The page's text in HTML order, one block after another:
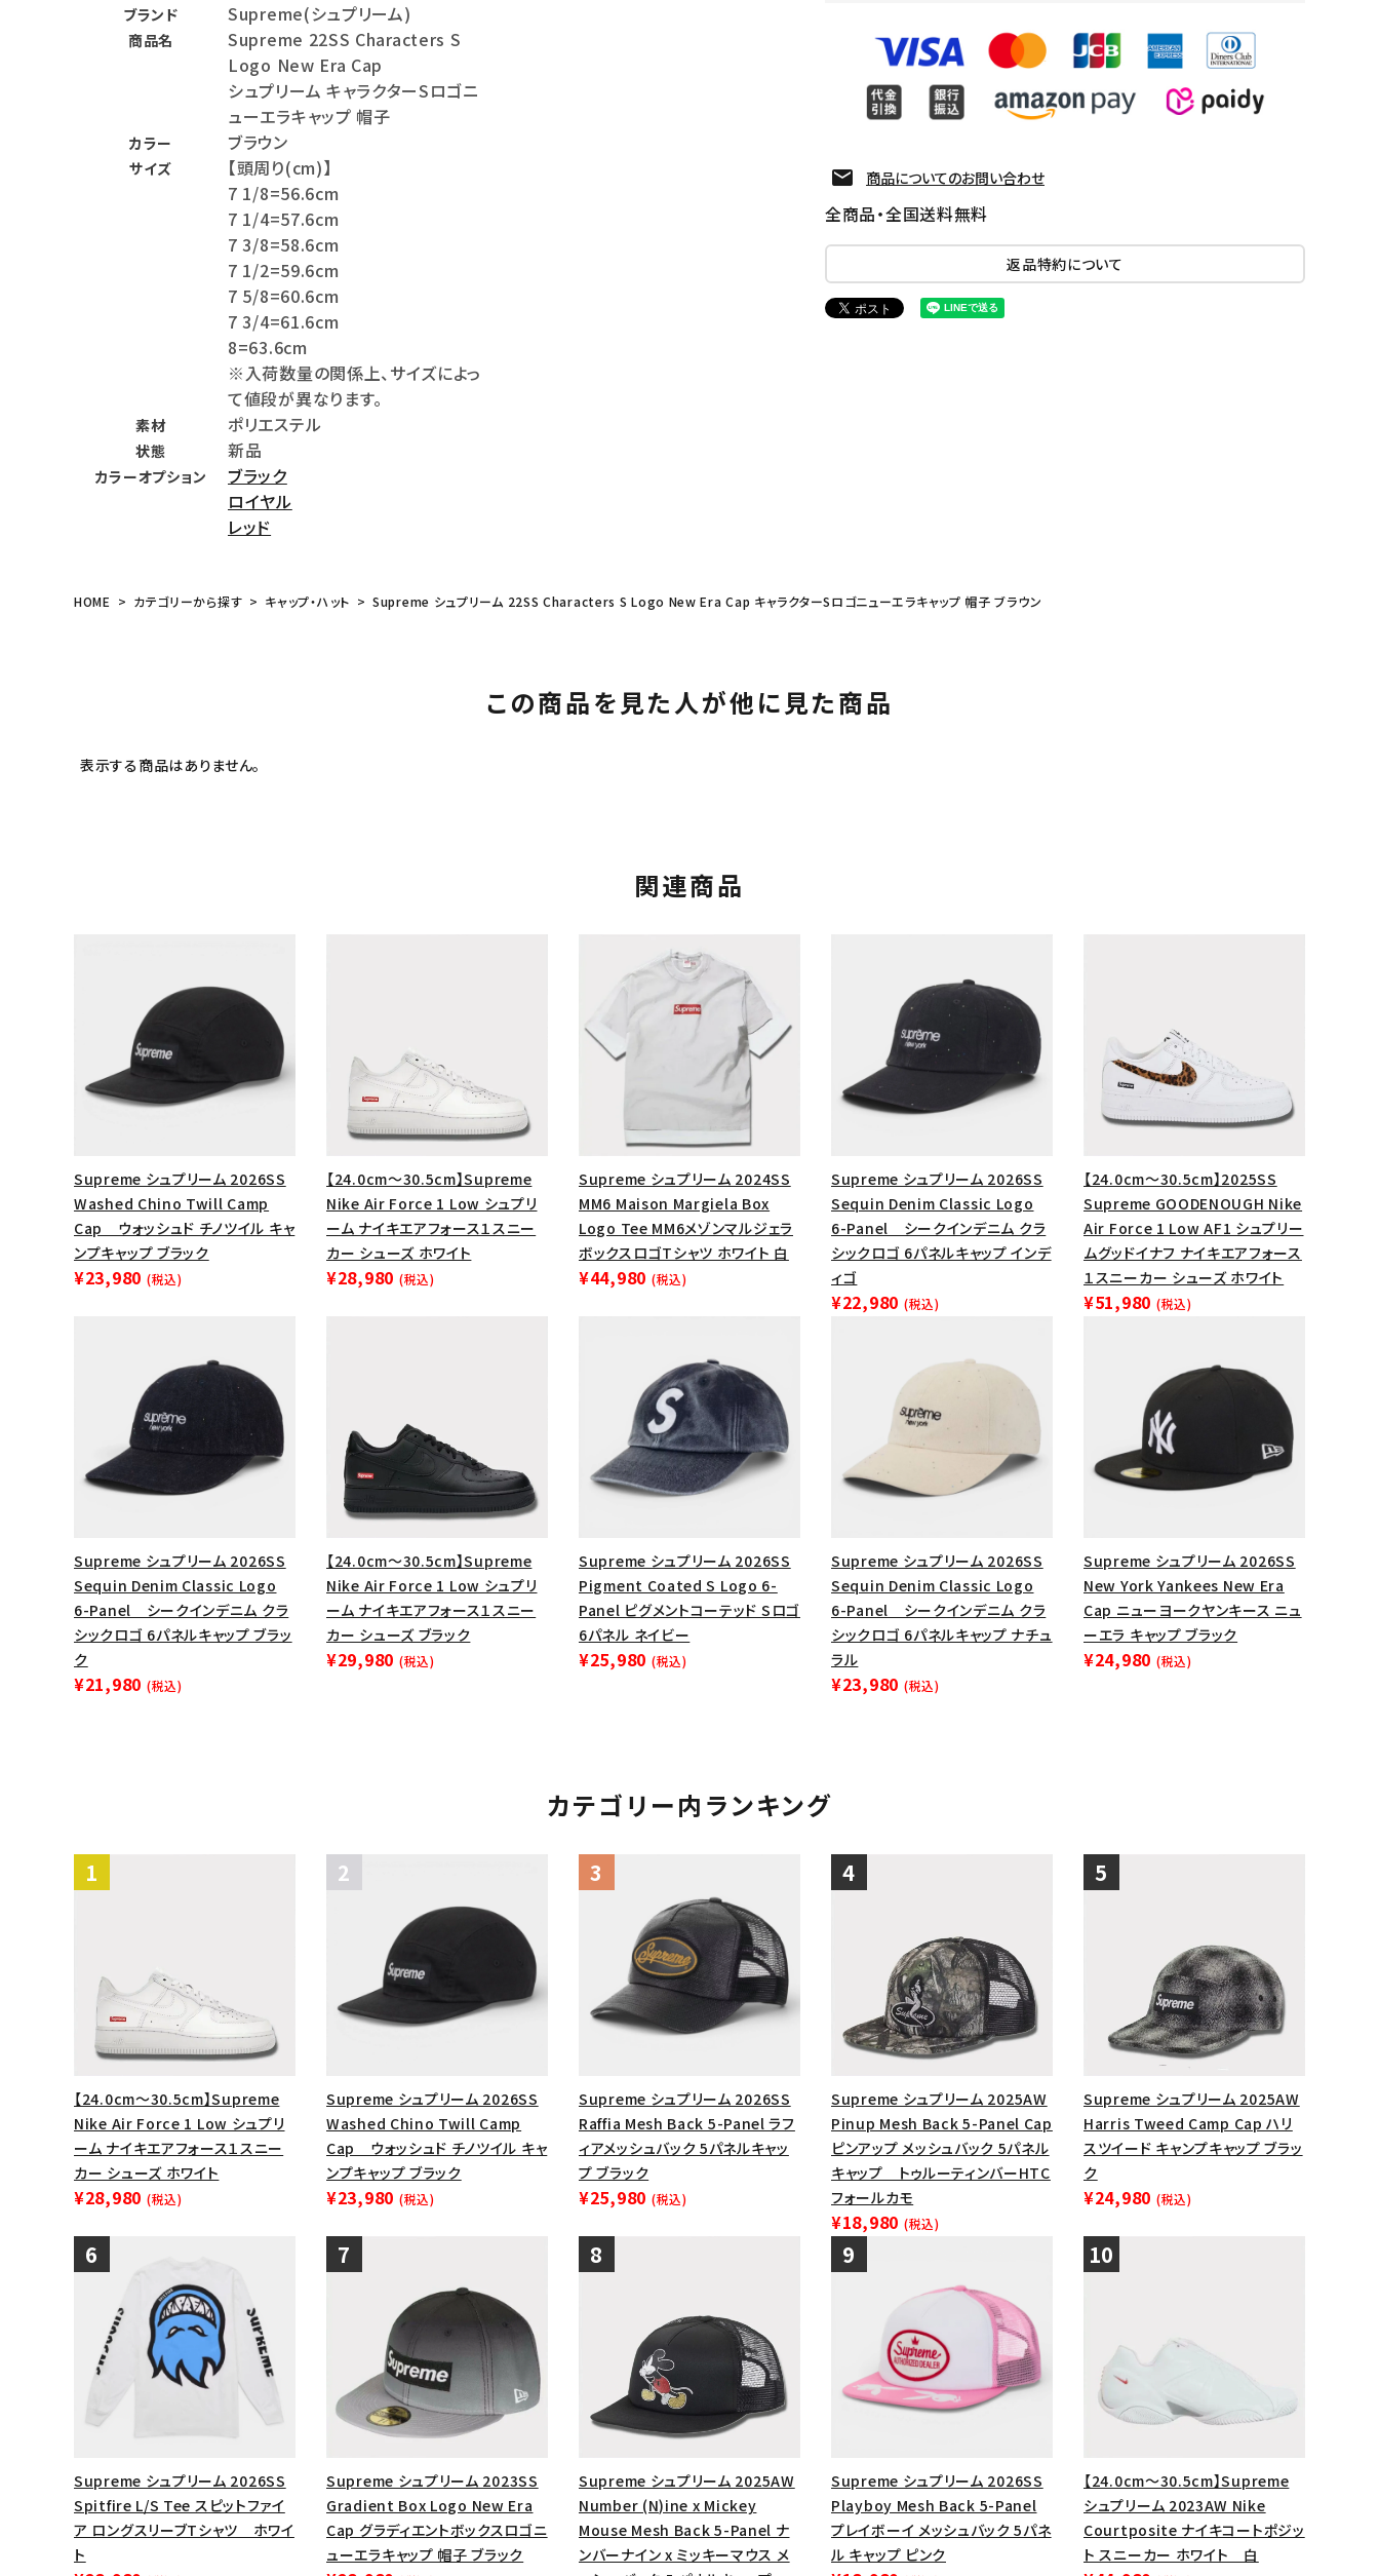
キーワードから探す
search
カテゴリーから探す コラボレーションブランドから探す
円 ～ 円
2026SS 2025AW
2025SS
Tシャツ・ロングスリーブ
キャップ・ハット
パーカー・クルーネック
ショルダー・ウエストバッグ
ブラックスウェット
絞り込んで検索する
アクセサリー
会員登録
ブランド Supreme(シュプリーム)
商品名
Supreme 22SS Characters S
Logo New Era Cap
シュプリーム キャラクターSロゴニ
ューエラキャップ 帽子
カラー ブラウン
サイズ
【頭周り(cm)】
7 1/8=56.6cm
7 1/4=57.6cm
7 3/8=58.6cm
7 1/2=59.6cm
7 5/8=60.6cm
7 3/4=61.6cm
8=63.6cm
※入荷数量の関係上、サイズによっ
て値段が異なります。
素材 ポリエステル
状態 新品
カラーオプション
ブラック
ロイヤル
レッド
商品についてのお問い合わせ
全商品・全国送料無料
返品特約について
HOME カテゴリーから探す キャップ・ハット Supreme シュプリーム 22SS Characters S Logo New Era Cap キャラクターSロゴニューエラキャップ 帽子 ブラウン
この商品を見た人が他に見た商品
表示する商品はありません。
関連商品
Supreme シュプリーム 2026SS
Washed Chino Twill Camp
Cap ウォッシュド チノツイル キャ
ンプキャップ ブラック
¥23,980 (税込)
【24.0cm～30.5cm】Supreme
Nike Air Force 1 Low シュプリ
ーム ナイキエアフォース１スニー
カー シューズ ホワイト
¥28,980 (税込)
Supreme シュプリーム 2024SS
MM6 Maison Margiela Box
Logo Tee MM6メゾンマルジェラ
ボックスロゴTシャツ ホワイト 白
¥44,980 (税込)
Supreme シュプリーム 2026SS
Sequin Denim Classic Logo
6-Panel シークインデニム クラ
シックロゴ 6パネルキャップ インデ
ィゴ
¥22,980 (税込)
【24.0cm～30.5cm】2025SS
Supreme GOODENOUGH Nike
Air Force 1 Low AF1 シュプリー
ムグッドイナフ ナイキエアフォース
１スニーカー シューズ ホワイト
¥51,980 (税込)
Supreme シュプリーム 2026SS
Sequin Denim Classic Logo
6-Panel シークインデニム クラ
シックロゴ 6パネルキャップ ブラッ
ク
¥21,980 (税込)
【24.0cm～30.5cm】Supreme
Nike Air Force 1 Low シュプリ
ーム ナイキエアフォース１スニー
カー シューズ ブラック
¥29,980 (税込)
Supreme シュプリーム 2026SS
Pigment Coated S Logo 6-
Panel ピグメントコーテッド Sロゴ
6パネル ネイビー
¥25,980 (税込)
Supreme シュプリーム 2026SS
Sequin Denim Classic Logo
6-Panel シークインデニム クラ
シックロゴ 6パネルキャップ ナチュ
ラル
¥23,980 (税込)
Supreme シュプリーム 2026SS
New York Yankees New Era
Cap ニューヨークヤンキース ニュ
ーエラ キャップ ブラック
¥24,980 (税込)
カテゴリー内ランキング
【24.0cm～30.5cm】Supreme
Nike Air Force 1 Low シュプリ
ーム ナイキエアフォース１スニー
カー シューズ ホワイト
¥28,980 (税込)
Supreme シュプリーム 2026SS
Washed Chino Twill Camp
Cap ウォッシュド チノツイル キャ
ンプキャップ ブラック
¥23,980 (税込)
Supreme シュプリーム 2026SS
Raffia Mesh Back 5-Panel ラフ
ィアメッシュバック 5パネルキャッ
プ ブラック
¥25,980 (税込)
Supreme シュプリーム 2025AW
Pinup Mesh Back 5-Panel Cap
ピンアップ メッシュバック 5パネル
キャップ トゥルーティンバーHTC
フォールカモ
¥18,980 (税込)
Supreme シュプリーム 2025AW
Harris Tweed Camp Cap ハリ
スツイード キャンプキャップ ブラッ
ク
¥24,980 (税込)
Supreme シュプリーム 2026SS
Spitfire L/S Tee スピットファイ
ア ロングスリーブTシャツ ホワイ
ト
Supreme シュプリーム 2023SS
Gradient Box Logo New Era
Cap グラディエントボックスロゴニ
ューエラキャップ 帽子 ブラック
Supreme シュプリーム 2025AW
Number (N)ine x Mickey
Mouse Mesh Back 5-Panel ナ
ンバーナイン x ミッキーマウス メ
Supreme シュプリーム 2026SS
Playboy Mesh Back 5-Panel
プレイボーイ メッシュバック 5パネ
ル キャップ ピンク
【24.0cm～30.5cm】Supreme
シュプリーム 2023AW Nike
Courtposite ナイキコートポジッ
ト スニーカー ホワイト 白